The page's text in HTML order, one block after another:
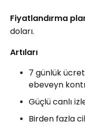
Fiyatlandırma
doları.
Artıları
7 günlük
ebeveyn
Güçlü canlı
Birden fazla